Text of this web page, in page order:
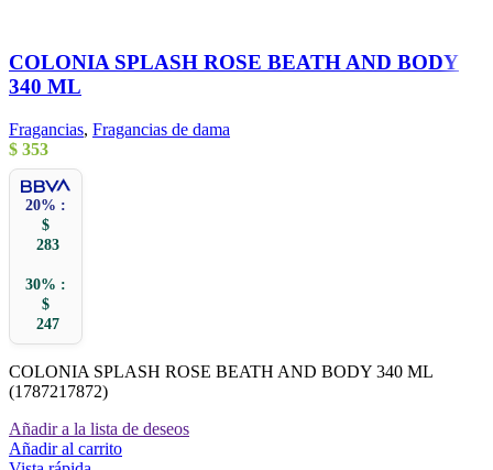
COLONIA SPLASH ROSE BEATH AND BODY
340 ML
Fragancias, Fragancias de dama
$ 353
20% :
$
283
30% :
$
247
COLONIA SPLASH ROSE BEATH AND BODY 340 ML
(1787217872)
Añadir a la lista de deseos
Añadir al carrito